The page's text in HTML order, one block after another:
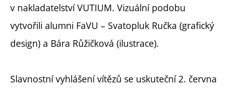
v nakladatelství VUTIUM. Vizuální podobu
vytvořili alumni FaVU – Svatopluk Ručka (grafický
design) a Bára Růžičková (ilustrace).
Slavnostní vyhlášení vítězů se uskuteční 2. června